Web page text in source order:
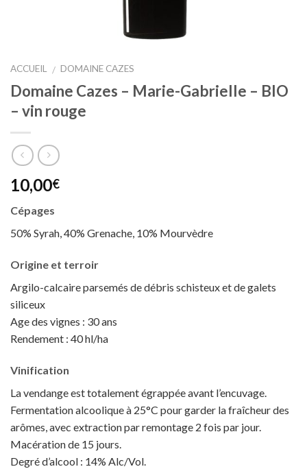
ACCUEIL / DOMAINE CAZES
Domaine Cazes – Marie-Gabrielle – BIO
– vin rouge
10,00€
Cépages
50% Syrah, 40% Grenache, 10% Mourvèdre
Origine et terroir
Argilo-calcaire parsemés de débris schisteux et de galets
siliceux
Age des vignes : 30 ans
Rendement : 40 hl/ha
Vinification
La vendange est totalement égrappée avant l’encuvage.
Fermentation alcoolique à 25°C pour garder la fraîcheur des
arômes, avec extraction par remontage 2 fois par jour.
Macération de 15 jours.
Degré d’alcool : 14% Alc/Vol.